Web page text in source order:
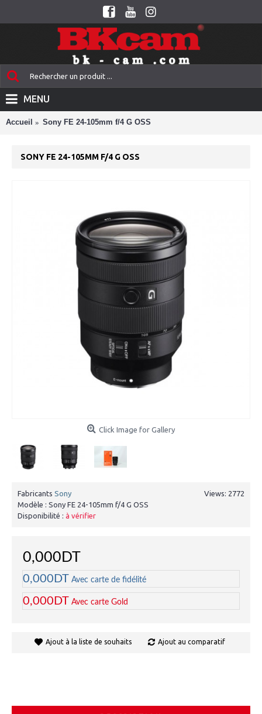
MENU
Accueil Sony FE 24-105mm f/4 G OSS
SONY FE 24-105MM F/4 G OSS
Click Image for Gallery
Views: 2772
Fabricants Sony
Modèle : Sony FE 24-105mm f/4 G OSS
Disponibilité : à vérifier
0,000DT
0,000DT Avec carte de fidélité
0,000DT Avec carte Gold
Ajout à la liste de souhaits Ajout au comparatif